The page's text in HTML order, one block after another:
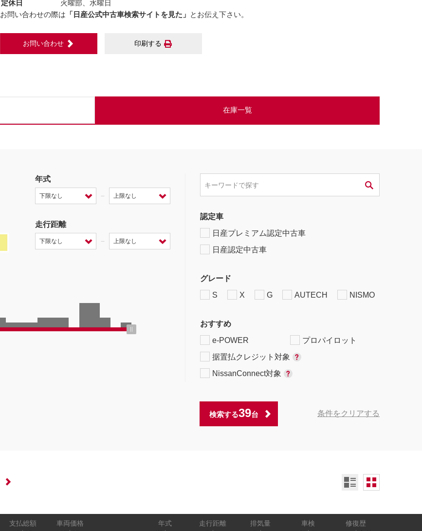
定休日
火曜部、水曜日
お問い合わせの際は 「日産公式中古車検索サイトを見た」 とお伝え下さい。
お問い合わせ 印刷する
在庫一覧
年式
－
走行距離
－
認定車
日産プレミアム認定中古車
日産認定中古車
グレード
S
X G AUTECH NISMO
おすすめ
e-POWER
プロパイロット
据置払クレジット対象
NissanConnect対象
検索する39台 条件をクリアする
支払総額
車両価格
年式
走行距離
排気量
車検
修復歴